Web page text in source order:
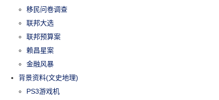
移民问卷调查
联邦大选
联邦预算案
赖昌星案
金融风暴
背景资料(文史地理)
PS3游戏机